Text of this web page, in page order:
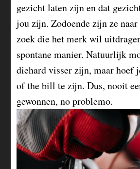
gezicht laten zijn en dat
jou zijn. Zodoende zijn ze
zoek die het merk wil
spontane manier. Natuurlijk
diehard visser zijn, maar hoef
of the bill te zijn. Dus, nooit
gewonnen, no problemo.